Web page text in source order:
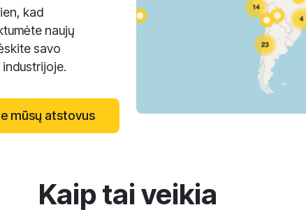
kad
naujų
savo
industrijoje.
mūsų atstovus
Kaip tai veikia